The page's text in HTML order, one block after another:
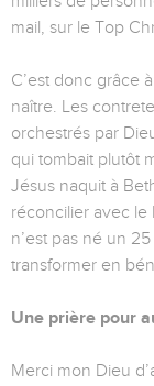
mail, sur le Top
C’est donc grâce
naître. Les
orchestrés par
qui tombait plutôt
Jésus naquit à
réconcilier avec le
n’est pas né un
transformer en
Une prière pour
Merci mon Dieu